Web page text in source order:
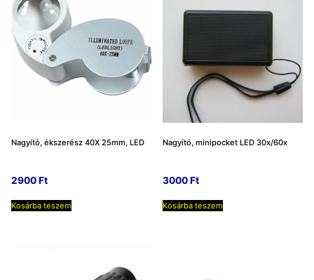
Nagyító, ékszerész 40X 25mm, LED
2900Ft
Kosárba teszem
Nagyító, minipocket LED 30x/60x
3000Ft
Kosárba teszem